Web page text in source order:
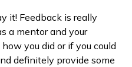
it! Feedback is really
a mentor and your
you did or if you could
definitely provide some